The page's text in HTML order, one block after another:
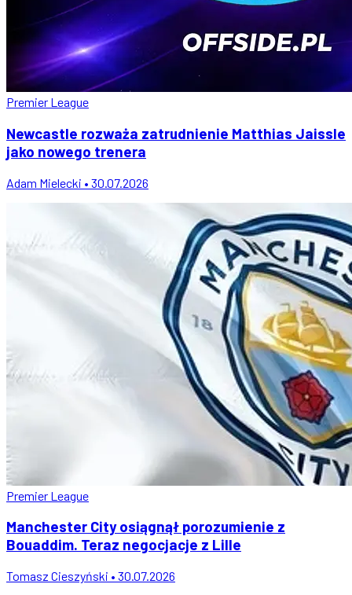
Premier League
Newcastle rozważa zatrudnienie Matthias Jaissle
jako nowego trenera
Adam Mielecki • 30.07.2026
Premier League
Manchester City osiągnął porozumienie z
Bouaddim. Teraz negocjacje z Lille
Tomasz Cieszyński • 30.07.2026